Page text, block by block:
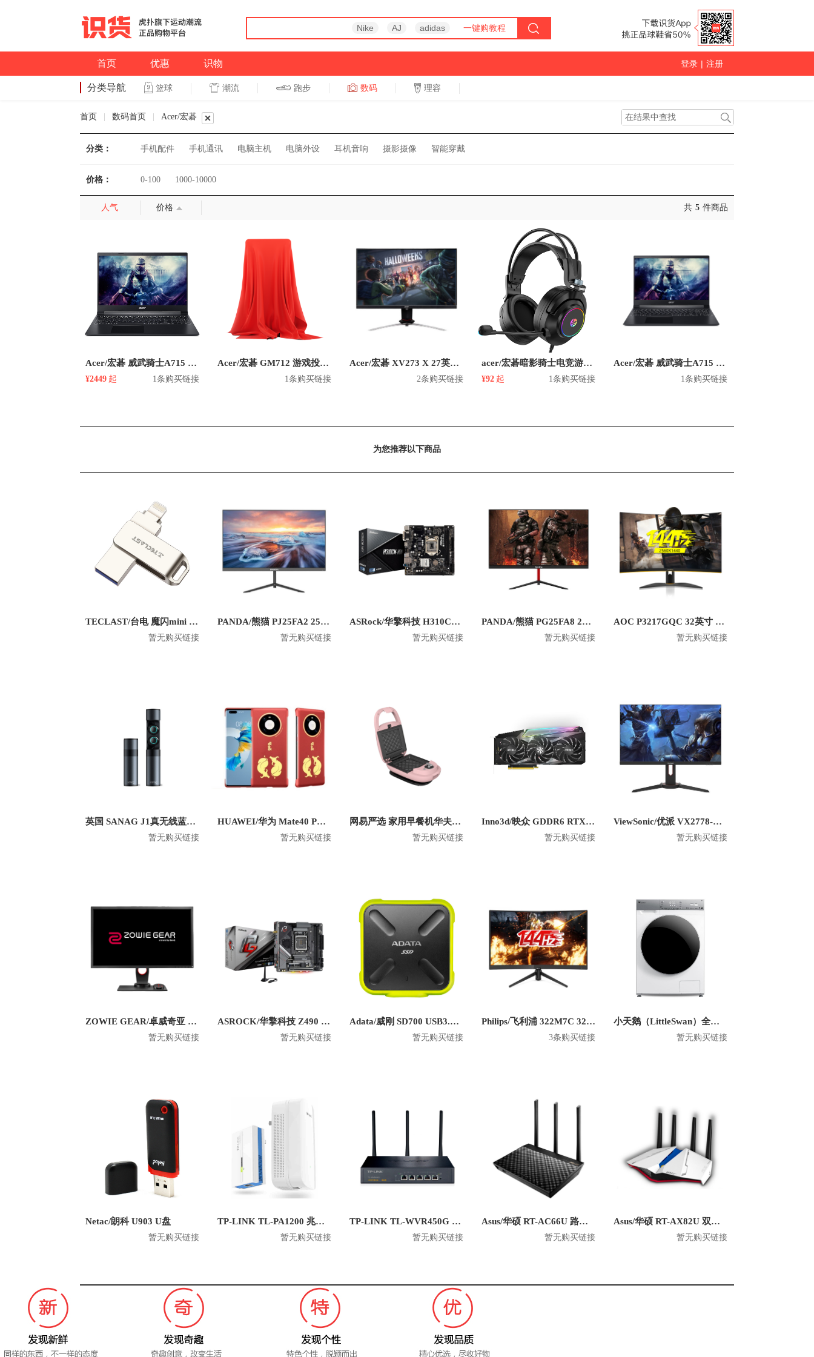
Nike AJ adidas 一键购教程
首页 优惠 识物 登录 | 注册
分类导航 篮球 潮流 跑步 数码 理容
首页 数码首页 Acer/宏碁
分类： 手机配件 手机通讯 电脑主机 电脑外设 耳机音响 摄影摄像 智能穿戴
价格： 0-100 1000-10000
人气 价格 共 5 件商品
Acer/宏碁 威武骑士A715 锐龙版 2020款 15.6英寸游戏本
¥2449 起 1条购买链接
Acer/宏碁 GM712 游戏投影仪
1条购买链接
Acer/宏碁 XV273 X 27英寸1080P平面显示器
2条购买链接
acer/宏碁暗影骑士电竞游戏耳机 游戏头戴式耳麦正品官方旗舰店
¥92 起 1条购买链接
Acer/宏碁 威武骑士A715 英特尔版 2020款 15.6英寸游戏本
1条购买链接
为您推荐以下商品
TECLAST/台电 魔闪mini U盘
暂无购买链接
PANDA/熊猫 PJ25FA2 25寸1080P平面显示器
暂无购买链接
ASRock/华擎科技 H310CM-HDV 主板
暂无购买链接
PANDA/熊猫 PG25FA8 25英寸1080P平面显示器
暂无购买链接
AOC P3217GQC 32英寸 2K曲面显示器
暂无购买链接
英国 SANAG J1真无线蓝牙耳机
暂无购买链接
HUAWEI/华为 Mate40 PU手机壳
暂无购买链接
网易严选 家用早餐机华夫饼三明治机面包机
暂无购买链接
Inno3d/映众 GDDR6 RTX 3070 冰龙超级版 8GB 台式机电竞显卡
暂无购买链接
ViewSonic/优派 VX2778-HD-PRO 27英寸1080P显示器
暂无购买链接
ZOWIE GEAR/卓威奇亚 XL2430 24英寸1080P电竞显示器
暂无购买链接
ASROCK/华擎科技 Z490 Phantom Gaming-ITX/TB3 幻影电竞 主板
暂无购买链接
Adata/威刚 SD700 USB3.1 三防固态移动硬盘
暂无购买链接
Philips/飞利浦 322M7C 32英寸 1080P显示器
3条购买链接
小天鹅（LittleSwan）全自动杀菌洗衣机洗烘干一体智投放滚筒10KG TD100V62WIAD5
暂无购买链接
Netac/朗科 U903 U盘
暂无购买链接
TP-LINK TL-PA1200 兆电力猫无线有线双频路由器
暂无购买链接
TP-LINK TL-WVR450G 450M企业级无线路由器
暂无购买链接
Asus/华硕 RT-AC66U 路由器
暂无购买链接
Asus/华硕 RT-AX82U 双频5400M全千兆无线路由器 高达联名版 WiFi6
暂无购买链接